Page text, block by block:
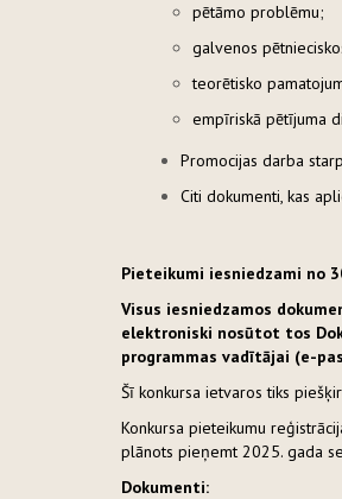
pētāmo problēmu;
galvenos
teorētisko
empīriskā pētījuma
Promocijas darba
Citi dokumenti, kas
Pieteikumi iesniedzami no
Visus iesniedzamos
elektroniski nosūtot tos
programmas vadītājai (e-
Šī konkursa ietvaros tiks
Konkursa pieteikumu
plānots pieņemt 2025. gada
Dokumenti: